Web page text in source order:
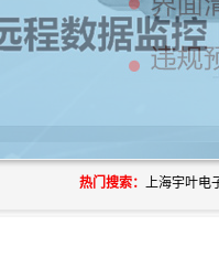
热门搜索：